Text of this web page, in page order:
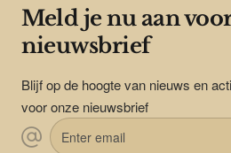
Meld je nu aan
nieuwsbrief
Blijf op de hoogte van nieuws en
voor onze nieuwsbrief
Enter
email